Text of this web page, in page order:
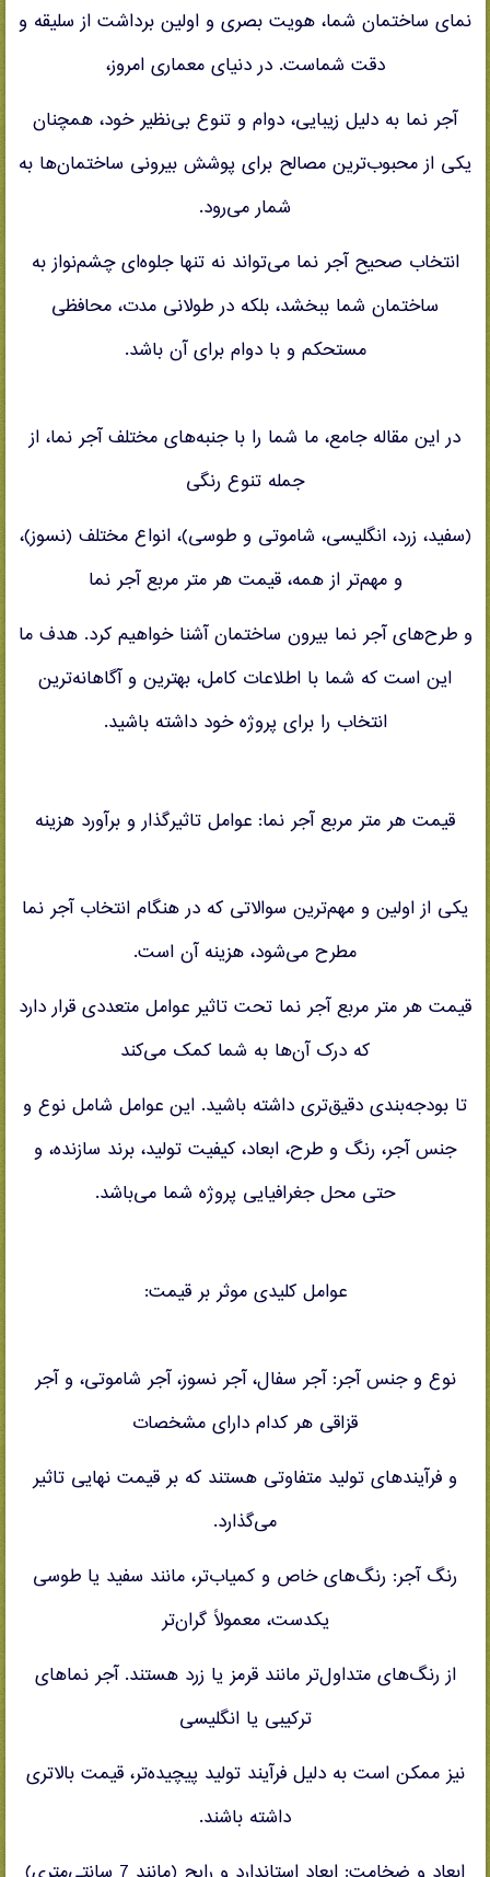
نمای ساختمان شما، هویت بصری و اولین برداشت از سلیقه و
دقت شماست. در دنیای معماری امروز،
آجر نما به دلیل زیبایی، دوام و تنوع بی‌نظیر خود، همچنان
یکی از محبوب‌ترین مصالح برای پوشش بیرونی ساختمان‌ها به
شمار می‌رود.
انتخاب صحیح آجر نما می‌تواند نه تنها جلوه‌ای چشم‌نواز به
ساختمان شما ببخشد، بلکه در طولانی مدت، محافظی
مستحکم و با دوام برای آن باشد.
در این مقاله جامع، ما شما را با جنبه‌های مختلف آجر نما، از
جمله تنوع رنگی
(سفید، زرد، انگلیسی، شاموتی و طوسی)، انواع مختلف (نسوز)،
و مهم‌تر از همه، قیمت هر متر مربع آجر نما
و طرح‌های آجر نما بیرون ساختمان آشنا خواهیم کرد. هدف ما
این است که شما با اطلاعات کامل، بهترین و آگاهانه‌ترین
انتخاب را برای پروژه خود داشته باشید.
قیمت هر متر مربع آجر نما: عوامل تاثیرگذار و برآورد هزینه
یکی از اولین و مهم‌ترین سوالاتی که در هنگام انتخاب آجر نما
مطرح می‌شود، هزینه آن است.
قیمت هر متر مربع آجر نما تحت تاثیر عوامل متعددی قرار دارد
که درک آن‌ها به شما کمک می‌کند
تا بودجه‌بندی دقیق‌تری داشته باشید. این عوامل شامل نوع و
جنس آجر، رنگ و طرح، ابعاد، کیفیت تولید، برند سازنده، و
حتی محل جغرافیایی پروژه شما می‌باشد.
عوامل کلیدی موثر بر قیمت:
نوع و جنس آجر: آجر سفال، آجر نسوز، آجر شاموتی، و آجر
قزاقی هر کدام دارای مشخصات
و فرآیندهای تولید متفاوتی هستند که بر قیمت نهایی تاثیر
می‌گذارد.
رنگ آجر: رنگ‌های خاص و کمیاب‌تر، مانند سفید یا طوسی
یکدست، معمولاً گران‌تر
از رنگ‌های متداول‌تر مانند قرمز یا زرد هستند. آجر نماهای
ترکیبی یا انگلیسی
نیز ممکن است به دلیل فرآیند تولید پیچیده‌تر، قیمت بالاتری
داشته باشند.